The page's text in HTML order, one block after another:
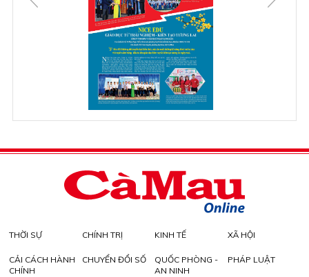
THỜI SỰ CHÍNH TRỊ KINH TẾ XÃ HỘI
CẢI CÁCH HÀNH
CHÍNH
CHUYỂN ĐỔI SỐ
QUỐC PHÒNG -
AN NINH
PHÁP LUẬT